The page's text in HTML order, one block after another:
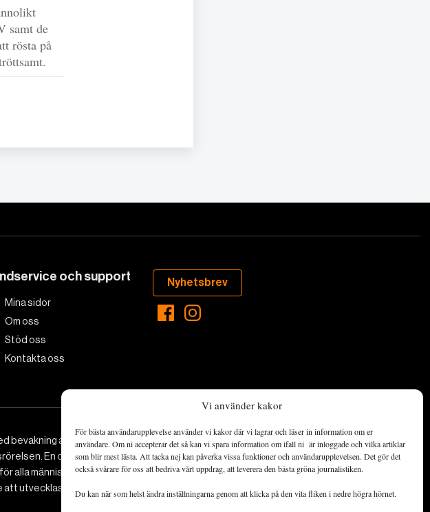
Vi använder kakor
För bästa användarupplevelse använder vi kakor där vi lagrar och läser in information om er
användare. Om ni accepterar det så kan vi spara information om ifall ni är inloggade och vilka artiklar
som blir mest lästa. Att tacka nej kan påverka vissa funktioner och användarupplevelsen. Det gör det
också svårare för oss att bedriva vårt uppdrag, att leverera den bästa gröna journalistiken.
Du kan när som helst ändra inställningarna genom att klicka på den vita fliken i nedre högra hörnet.
samt de
rösta på
och support
Mina sidor
Om oss
Stöd oss
Kontakta oss
Nyhetsbrev
bevakning av det viktigaste som händer
En omställning till ett hållbart
alla människor, minskade ekonomiska
utvecklas och frodas.